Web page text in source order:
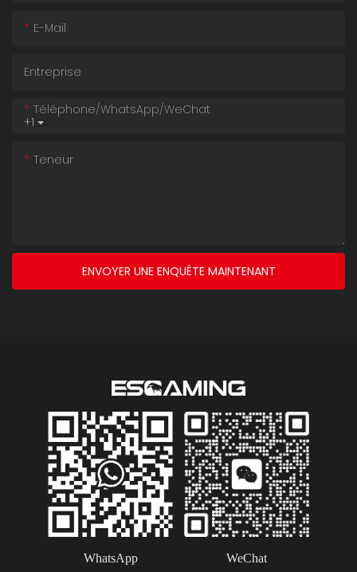
E-Mail
Entreprise
+1
Téléphone/WhatsApp/WeChat
Teneur
ENVOYER UNE ENQUÊTE MAINTENANT
WhatsApp WeChat